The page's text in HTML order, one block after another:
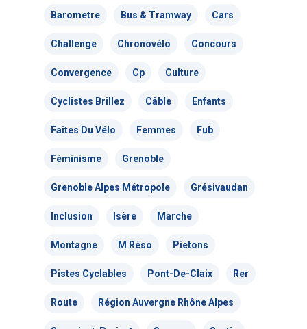
Barometre Bus & Tramway Cars
Challenge Chronovélo Concours
Convergence Cp Culture
Cyclistes Brillez Câble Enfants
Faites Du Vélo Femmes Fub
Féminisme Grenoble
Grenoble Alpes Métropole Grésivaudan
Inclusion Isère Marche
Montagne M Réso Pietons
Pistes Cyclables Pont-De-Claix Rer
Route Région Auvergne Rhône Alpes
Actualités
Actions Grand
Public
Convergences Vélo
Véloparade des
Balades à vélo
Vélos blancs
Rando sans auto
Cyclistes, brillez !
Nous faire
milieu professionnel
adulte
Cours collectifs de
Vélo Égaux : Favoriser
Vélo École
au vélo pour toutes et
Cours collectifs de
Association
militante